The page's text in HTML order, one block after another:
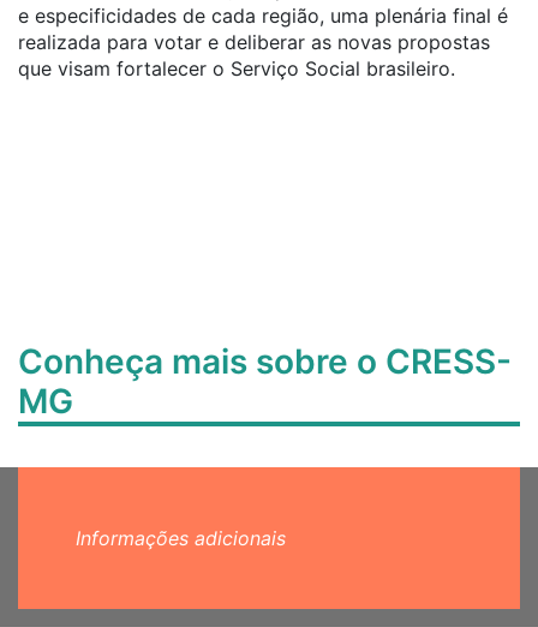
e especificidades de cada região, uma plenária final é
realizada para votar e deliberar as novas propostas
que visam fortalecer o Serviço Social brasileiro.
Conheça mais sobre o CRESS-
MG
Informações adicionais